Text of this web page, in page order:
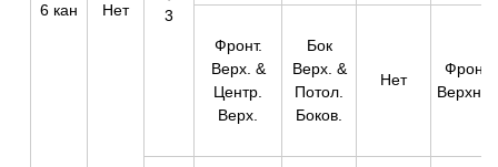
6 кан Нет 3
Фронт.
Верх. &
Центр.
Верх.
Бок
Верх. &
Потол.
Боков.
Нет
Фронт.
Верхние